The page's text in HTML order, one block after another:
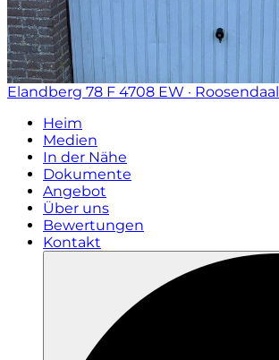
Elandberg 78 F 4708 EW · Roosendaal
Heim
Medien
In der Nähe
Dokumente
Angebot
Über uns
Bewertungen
Kontakt